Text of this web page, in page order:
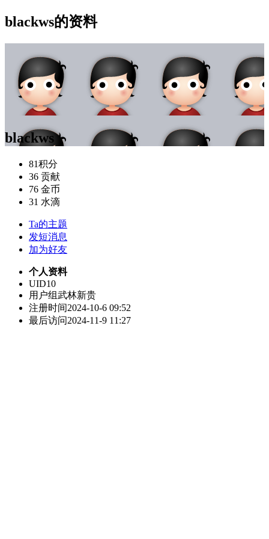
blackws的资料
blackws
81积分
36 贡献
76 金币
31 水滴
Ta的主题
发短消息
加为好友
个人资料
UID10
用户组武林新贵
注册时间2024-10-6 09:52
最后访问2024-11-9 11:27